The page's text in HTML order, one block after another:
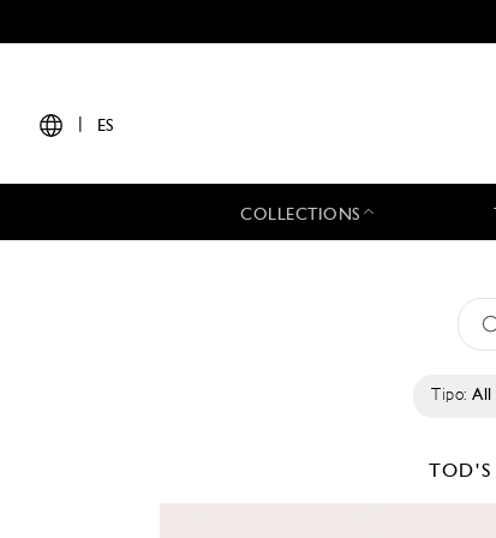
ES
COLLECTIONS
Tipo: All
TOD'S